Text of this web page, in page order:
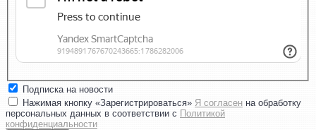
Подписка на новости
Нажимая кнопку «Зарегистрироваться» Я согласен на обработку
персональных данных в соответствии с Политикой
конфиденциальности